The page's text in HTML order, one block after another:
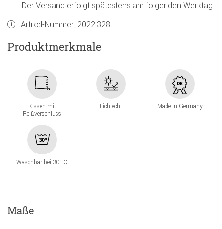
Der Versand erfolgt spätestens am folgenden Werktag
Artikel-Nummer: 2022.328
Produktmerkmale
Kissen mit
Reißverschluss
Lichtecht Made in Germany
Waschbar bei 30° C
Maße